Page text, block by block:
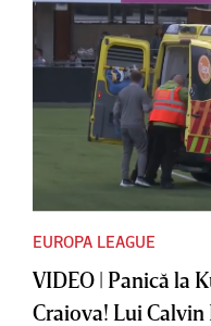
EUROPA LEAGUE
VIDEO | Panică la
Craiova! Lui Calvin